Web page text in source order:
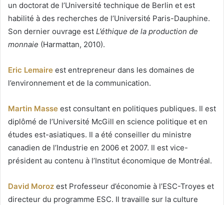
un doctorat de l’Université technique de Berlin et est
habilité à des recherches de l’Université Paris-Dauphine.
Son dernier ouvrage est L’éthique de la production de
monnaie (Harmattan, 2010).
Eric Lemaire est entrepreneur dans les domaines de
l’environnement et de la communication.
Martin Masse est consultant en politiques publiques. Il est
diplômé de l’Université McGill en science politique et en
études est-asiatiques. Il a été conseiller du ministre
canadien de l’Industrie en 2006 et 2007. Il est vice-
président au contenu à l’Institut économique de Montréal.
David Moroz est Professeur d’économie à l’ESC-Troyes et
directeur du programme ESC. Il travaille sur la culture